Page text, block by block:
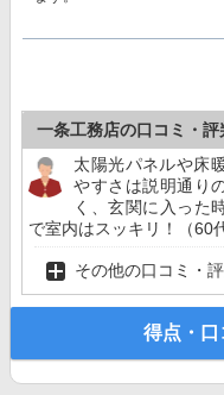
一条工務店の口コミ・評
太陽光パネルや床
やすさは説明通り
く、玄関に入った
で室内はスッキリ！（60
その他の口コミ・評
得点・口